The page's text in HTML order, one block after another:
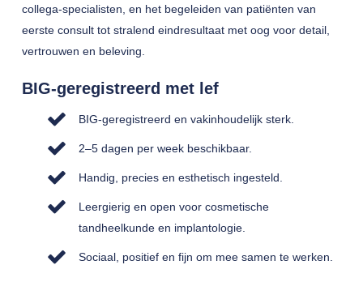
collega-specialisten, en het begeleiden van patiënten van
eerste consult tot stralend eindresultaat met oog voor detail,
vertrouwen en beleving.
BIG-geregistreerd met lef
BIG-geregistreerd en vakinhoudelijk sterk.
2–5 dagen per week beschikbaar.
Handig, precies en esthetisch ingesteld.
Leergierig en open voor cosmetische
tandheelkunde en implantologie.
Sociaal, positief en fijn om mee samen te werken.